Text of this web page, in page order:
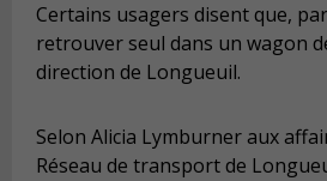
Certains usagers disent que,
retrouver seul dans un wagon
direction de Longueuil.
Selon Alicia Lymburner aux
Réseau de transport de